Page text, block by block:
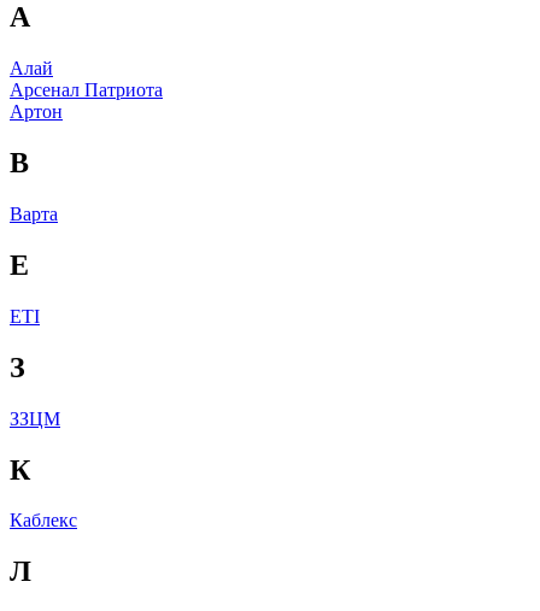
А
Алай
Арсенал Патриота
Артон
В
Варта
Е
ЕТІ
З
ЗЗЦМ
К
Каблекс
Л